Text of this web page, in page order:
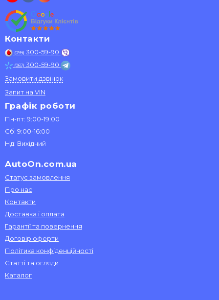
Контакти
(099) 300-59-90
(067) 300-59-90
Замовити дзвінок
Запит на VIN
Графік роботи
Пн-пт: 9:00-19:00
Сб: 9:00-16:00
Нд: Вихідний
AutoOn.com.ua
Статус замовлення
Про нас
Контакти
Доставка і оплата
Гарантії та повернення
Договір оферти
Політика конфіденційності
Статті та огляди
Каталог